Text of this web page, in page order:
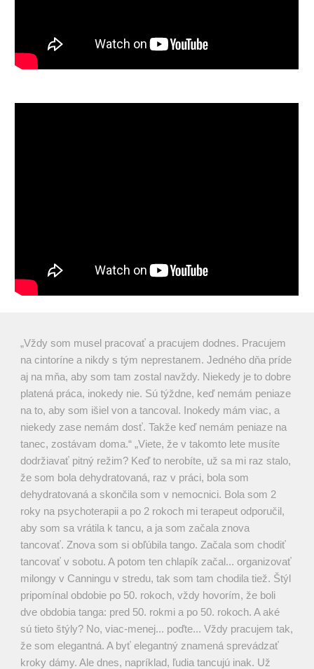
„Vždy som musel pracovať a pracujem dodnes. Pracujem
na cintoríne a nikdy s tým neprestanem. Jedného dňa príde
aj na mňa, aby som tam zostal navždy. Niekedy je to dobre
platená práca, inokedy nie. Sú týždne, keď nemám peniaze
na to, aby som išiel von a tancoval. Inokedy mám viac, a
niekedy zase nemám dosť. Takže keď nemám peniaze na
tanec, zostávam doma.“ „Viete, že v takomto lete musíte
dodržiavať pitný režim? Keď to nerobíte, už sa mi raz stalo,
že som bola dehydratovaná, raz v práci, bola som
dehydratovaná a skončila som v nemocnici. Bola som 2
roky na psychoterapii a po 2 rokoch mi terapeut odporučil,
aby som sa vrátila k tancu, a ja som začala znova
tancovať. Znova som si obľúbila tango. Začala som chodiť
tancovať v sobotu. A potom ten chlapík začal... organizovať
milongy v Canningu v stredu, tak som tam chodila tiež. Štýl
pripomínal obdobie po 50. rokoch, vždy hovorím, že boli
dve obdobia tanga: pred 50. rokmi a po 50. rokoch. A aké
sú tieto štýly? No, viac-menej... poďte... Vždy pracujem tak,
že som elegantná. A byť elegantný znamená sprevádzať
kroky dámy. Ale dnes, napríklad, ľudia tancujú inak. Už